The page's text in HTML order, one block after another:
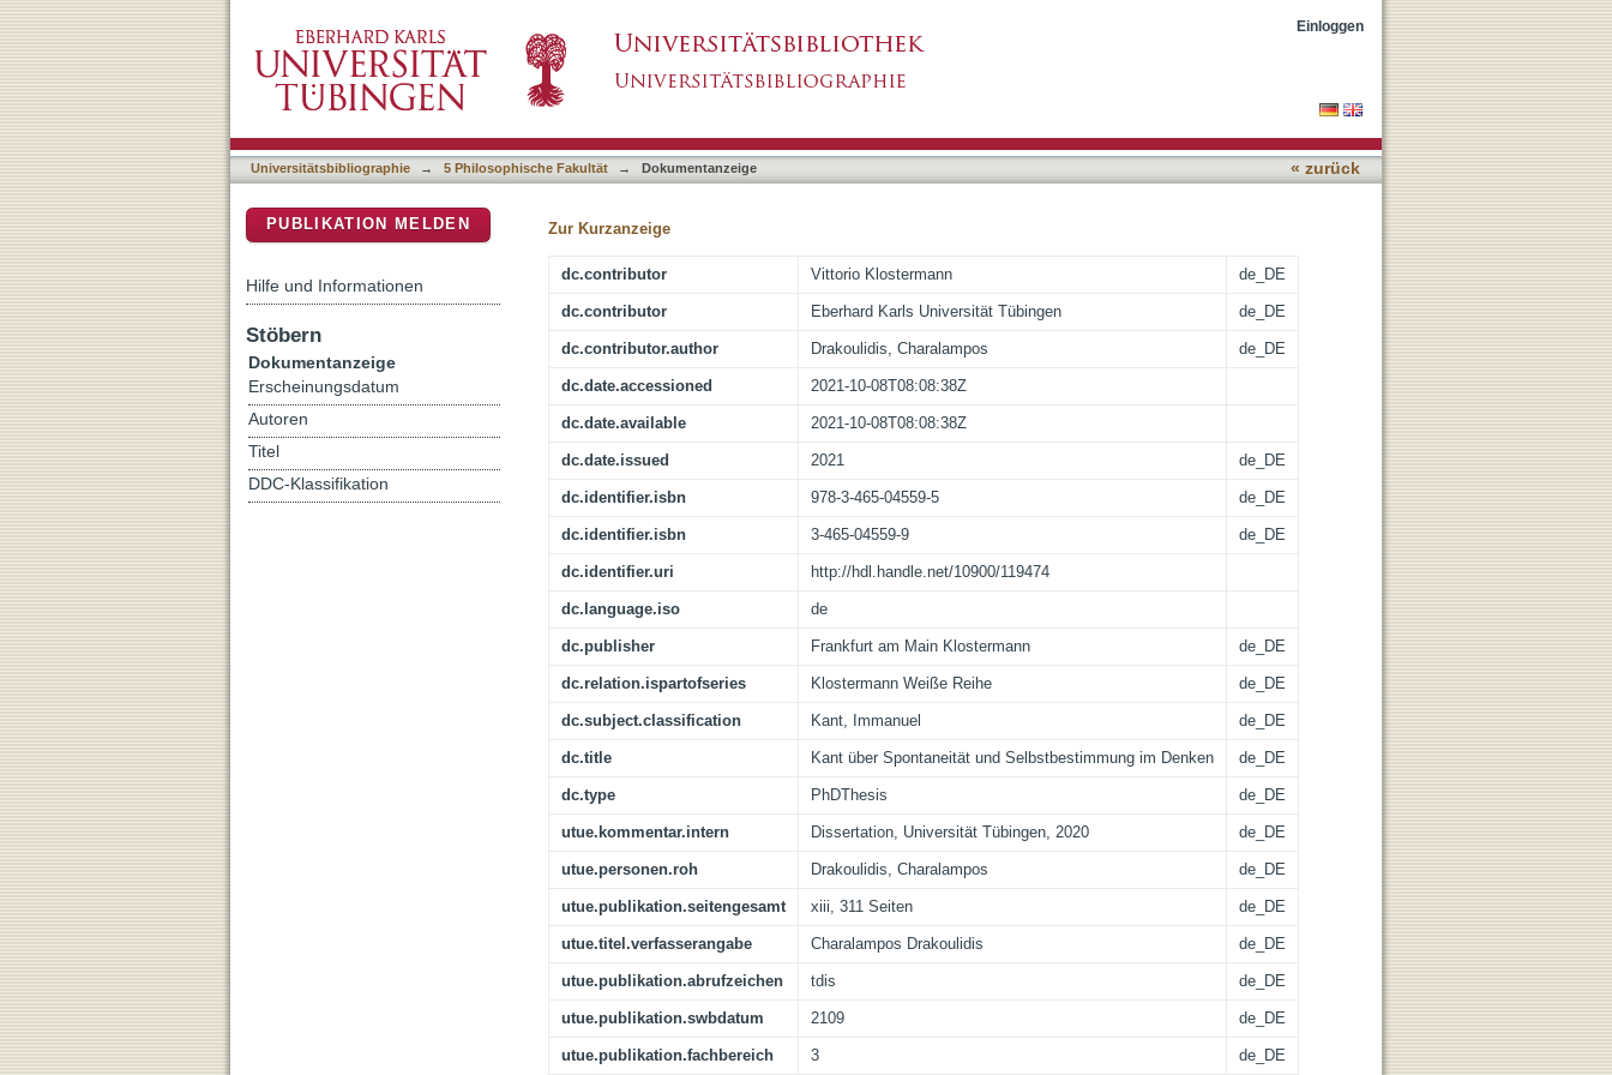
Einloggen
Universitätsbibliographie → 5 Philosophische Fakultät → Dokumentanzeige « zurück
Zur Kurzanzeige
dc.contributor Vittorio Klostermann de_DE
dc.contributor Eberhard Karls Universität Tübingen de_DE
dc.contributor.author Drakoulidis, Charalampos de_DE
dc.date.accessioned 2021-10-08T08:08:38Z
dc.date.available 2021-10-08T08:08:38Z
dc.date.issued 2021 de_DE
dc.identifier.isbn 978-3-465-04559-5 de_DE
dc.identifier.isbn 3-465-04559-9 de_DE
dc.identifier.uri http://hdl.handle.net/10900/119474
dc.language.iso de
dc.publisher Frankfurt am Main Klostermann de_DE
dc.relation.ispartofseries Klostermann Weiße Reihe de_DE
dc.subject.classification Kant, Immanuel de_DE
dc.title Kant über Spontaneität und Selbstbestimmung im Denken de_DE
dc.type PhDThesis de_DE
utue.kommentar.intern Dissertation, Universität Tübingen, 2020 de_DE
utue.personen.roh Drakoulidis, Charalampos de_DE
utue.publikation.seitengesamt xiii, 311 Seiten de_DE
utue.titel.verfasserangabe Charalampos Drakoulidis de_DE
utue.publikation.abrufzeichen tdis de_DE
utue.publikation.swbdatum 2109 de_DE
utue.publikation.fachbereich 3 de_DE
PUBLIKATION MELDEN
Hilfe und Informationen
Stöbern
Dokumentanzeige
Erscheinungsdatum
Autoren
Titel
DDC-Klassifikation